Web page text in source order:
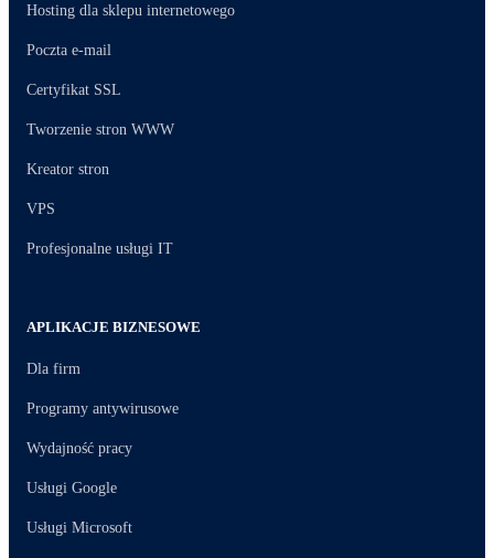
Hosting dla sklepu internetowego
Poczta e-mail
Certyfikat SSL
Tworzenie stron WWW
Kreator stron
VPS
Profesjonalne usługi IT
APLIKACJE BIZNESOWE
Dla firm
Programy antywirusowe
Wydajność pracy
Usługi Google
Usługi Microsoft